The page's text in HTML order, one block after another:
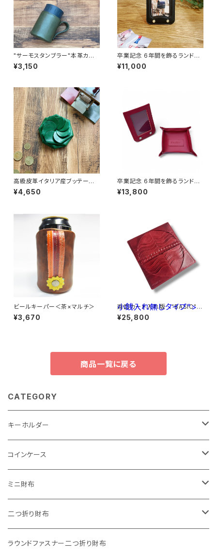
"サーモスタンブラー"本革カバ
ー＜オリーブグリーン＞ 保冷機
能付き THERMOS 350mlカバ
¥3,150
卒業記念 6年間を飾るランドセ
ルフレーム （ランドセルリメイ
ク）
¥11,000
高級皮革イタリア産ブッテーロ
レザー ワンタッチコインケース
＜Green＞ ☆ギフト包装＆ネー
¥4,650
卒業記念 6年間を飾るランドセ
ルフレーム （ランドセルリメイ
ク） トレイセット
¥13,800
ビールキーパー＜茶×マルチ＞
¥3,670
小銭入れ無しタイプ">
両面カード入れ版 "BASIC"ア
ートロングウォレットType2<R
ed> 小銭入れ無しタイプ
¥25,800
商品一覧に戻る
CATEGORY
キーホルダー
"子供の絵"キーホルダー
"餞別"キーホルダー
"うちの子"ペットキーホルダー
コインケース
ワンタッチコインケース ブライドルレザー
ワンタッチコインケース ブッテーロ
ワンタッチコインケース 国産革
ミニ財布
"Jack"マイクロウォレット(三つ折り式)
"Ripper"マイクロウォレット(三つ折り式)
二つ折り財布
"Basic"アートウォレット
ラウンドファスナー二つ折り財布